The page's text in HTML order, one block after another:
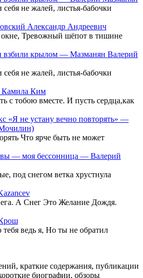
не жалей, листья-бабочки
Александр Андреевич
окне, Тревожный шёпот в тишине
взбили крылом — Мазманян Валерий
не жалей, листья-бабочки
Ким
с тобою вместе. И пусть сердца,как
«Я не устану вечно повторять» —
Что ярче быть не может
— моя бессонница — Валерий
под снегом ветка хрустнула
А Снег Это Желание Дождя.
ведь я, Но ты не обратил
краткие содержания, публикации
биографии, обзоры